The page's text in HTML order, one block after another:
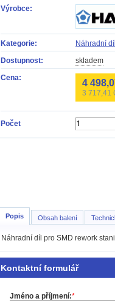
Výrobce:
Kategorie:
Náhradní
Dostupnost:
skladem
Cena:
4
3 717,41
Počet
Popis Obsah balení
Náhradní díl pro SMD rework
Kontaktní formulář
Jméno a příjmení:*